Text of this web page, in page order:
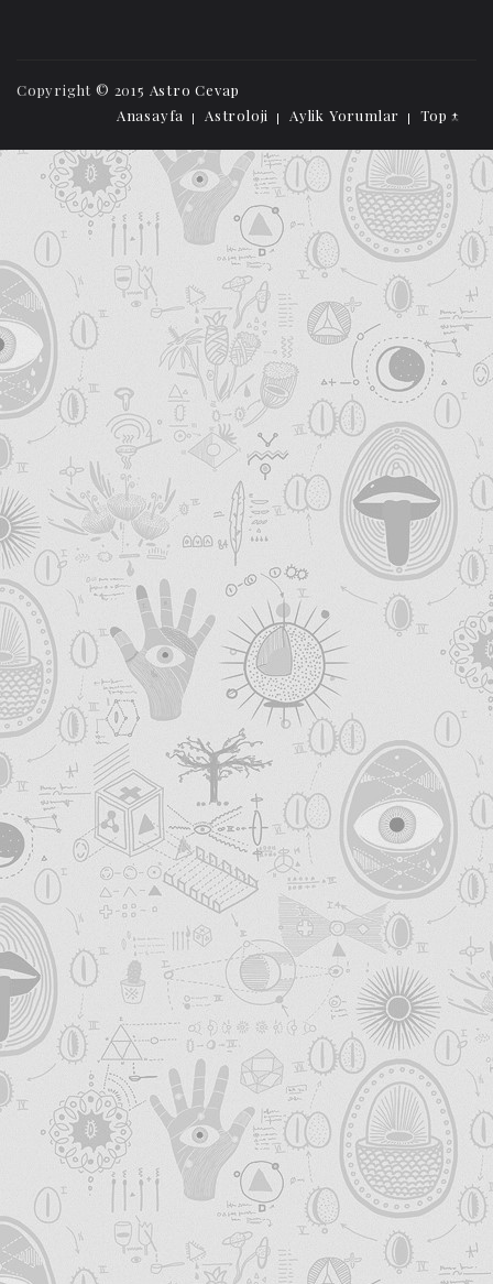
Copyright © 2015 Astro Cevap
Anasayfa
Astroloji Aylik Yorumlar Top ↑